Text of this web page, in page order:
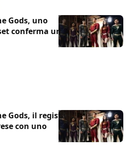
Gods, uno
conferma un
Gods, il regista
con uno